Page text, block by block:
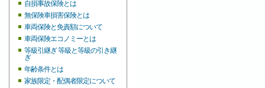
自損事故保険とは
無保険車損害保険とは
車両保険と免責額について
車両保険エコノミーとは
等級引継ぎ 等級と等級の引き継
ぎ
年齢条件とは
家族限定・配偶者限定について